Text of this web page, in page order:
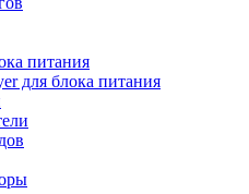
питания
для блока питания